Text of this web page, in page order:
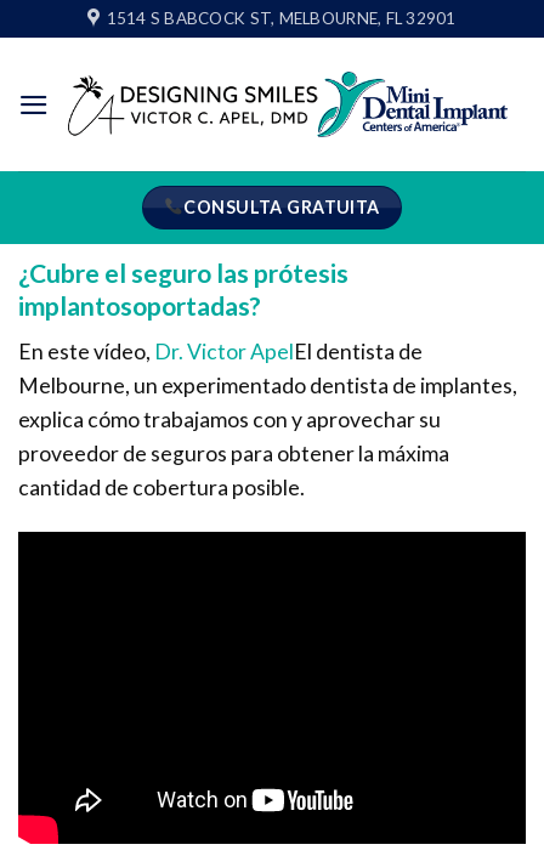
al
contenido
1514 S BABCOCK ST, MELBOURNE, FL 32901
CONSULTA GRATUITA
¿Cubre el seguro las prótesis
implantosoportadas?
En este vídeo, Dr. Victor ApelEl dentista de
Melbourne, un experimentado dentista de implantes,
explica cómo trabajamos con y aprovechar su
proveedor de seguros para obtener la máxima
cantidad de cobertura posible.